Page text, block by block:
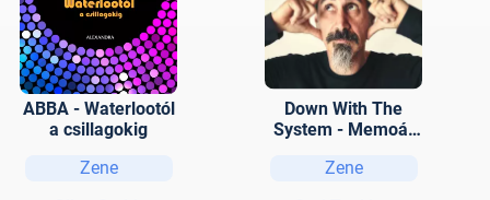
ABBA - Waterlootól
a csillagokig
Zene
Down With The
System - Memoár
olyasmi)
Zene